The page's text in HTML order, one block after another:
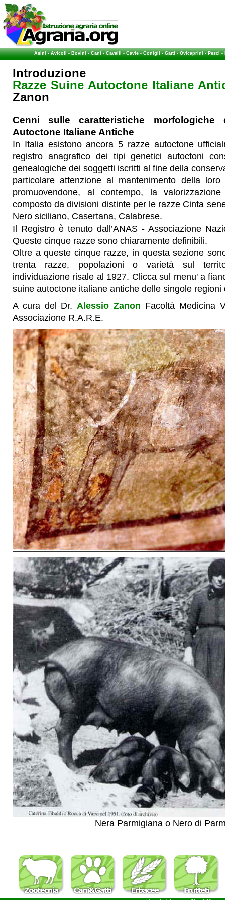
Asini-Avicoli-Bovini-Cani-Cavalli-Cavie-Conigli-Gatti-Ovicaprini-Pesci-
Introduzione
Razze Suine Autoctone Italiane
Zanon
Cenni sulle caratteristiche morfologiche
Autoctone Italiane Antiche
In Italia esistono ancora 5 razze autoctone
registro anagrafico dei tipi genetici autoctoni
genealogiche dei soggetti iscritti al fine della
particolare attenzione al mantenimento della
promuovendone, al contempo, la
composto da divisioni distinte per le razze Cinta
Nero siciliano, Casertana, Calabrese.
Il Registro è tenuto dall’ANAS - Associazione
Queste cinque razze sono chiaramente definibili.
Oltre a queste cinque razze, in questa sezione
trenta razze, popolazioni o varietà sul
individuazione risale al 1927. Clicca sul menu' a
suine autoctone italiane antiche delle singole regioni
A cura del Dr.Alessio Zanon Facoltà Medicina
Associazione R.A.R.E.
Nera Parmigiana o Nero di